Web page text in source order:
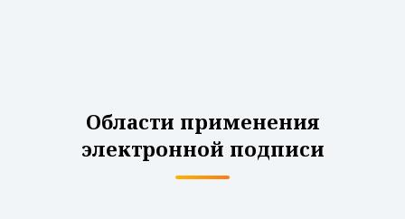
Области применения
электронной подписи